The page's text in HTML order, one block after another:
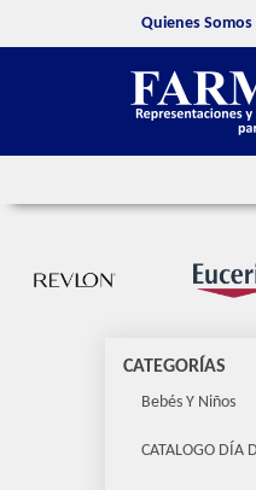
Quienes Somos
CATEGORÍAS
Bebés Y Niños
CATALOGO DÍA